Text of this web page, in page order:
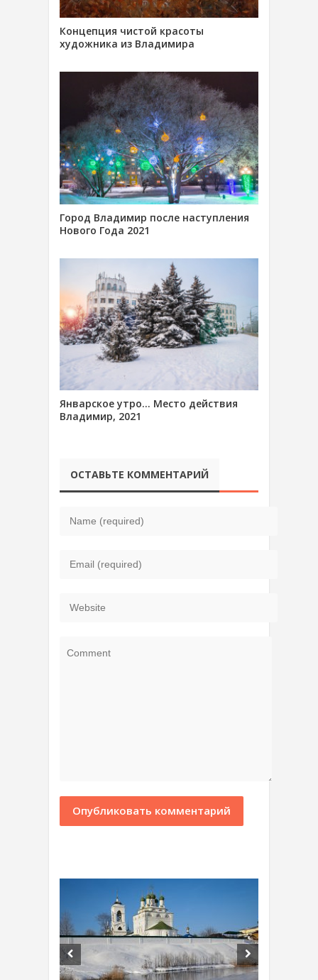
Концепция чистой красоты
художника из Владимира
Город Владимир после наступления
Нового Года 2021
Январское утро… Место действия
Владимир, 2021
ОСТАВЬТЕ КОММЕНТАРИЙ